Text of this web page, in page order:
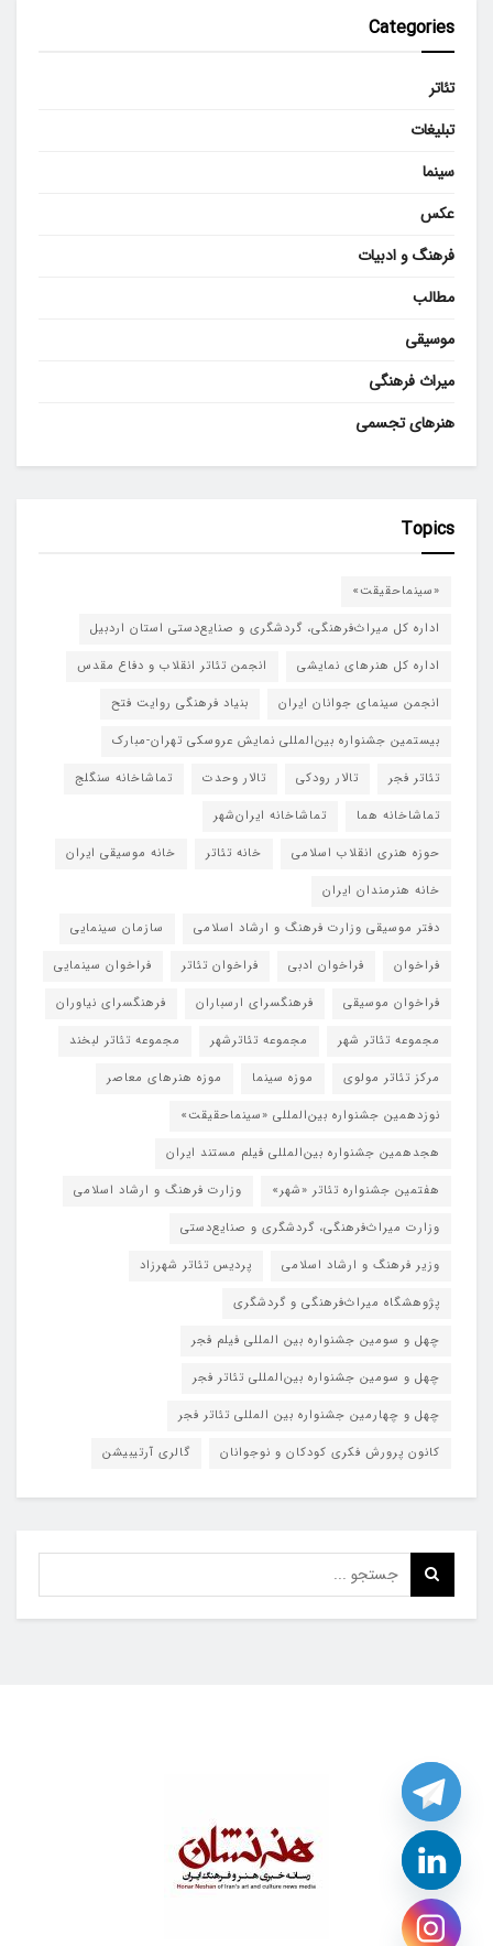
Categories
تئاتر
تبلیغات
سینما
عکس
فرهنگ و ادبیات
مطالب
موسیقی
میراث فرهنگی
هنرهای تجسمی
Topics
«سینماحقیقت»
اداره کل میراث‌فرهنگی، گردشگری و صنایع‌دستی استان اردبیل
اداره کل هنرهای نمایشی
انجمن تئاتر انقلاب و دفاع مقدس
انجمن سینمای جوانان ایران
بنیاد فرهنگی روایت فتح
بیستمین جشنواره بین‌المللی نمایش عروسکی تهران-مبارک
تئاتر فجر
تالار رودکی تالار وحدت
تماشاخانه سنگلج
تماشاخانه هما
تماشاخانه‌ ایران‌شهر
حوزه هنری انقلاب اسلامی
خانه تئاتر
خانه موسیقی ایران
خانه هنرمندان ایران
دفتر موسیقی وزارت فرهنگ و ارشاد اسلامی
سازمان سینمایی
فراخوان
فراخوان ادبی فراخوان تئاتر
فراخوان سینمایی
فراخوان موسیقی
فرهنگسرای ارسباران
فرهنگسرای نیاوران
مجموعه تئاتر شهر
مجموعه تئاترشهر
مجموعه تئاتر لبخند
مرکز تئاتر مولوی
موزه سینما
موزه هنرهای معاصر
نوزدهمین جشنواره بین‌المللی «سینماحقیقت»
هجدهمین جشنواره بین‌المللی فیلم مستند ایران
هفتمین جشنواره تئاتر «شهر»
وزارت فرهنگ و ارشاد اسلامی
وزارت میراث‌فرهنگی، گردشگری و صنایع‌دستی
وزیر فرهنگ و ارشاد اسلامی
پردیس تئاتر شهرزاد
پژوهشگاه میراث‌فرهنگی و گردشگری
چهل و سومین جشنواره بین المللی فیلم فجر
چهل و سومین جشنواره بین‌المللی تئاتر فجر
چهل و چهارمین جشنواره بین المللی تئاتر فجر
کانون پرورش فکری کودکان و نوجوانان
گالری آرتیبیشن